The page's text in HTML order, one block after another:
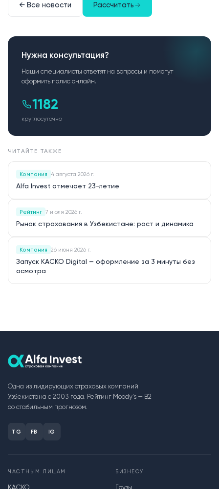
Контакты
Пресс-центр
Акционерам
Документы
Вакансии
Партнёры
FAQ
Обратная связь
← Все новости Рассчитать
Нужна консультация?
Наши специалисты ответят на вопросы и помогут
оформить полис онлайн.
1182
круглосуточно
ЧИТАЙТЕ ТАКЖЕ
Компания 4 августа 2026 г.
Alfa Invest отмечает 23-летие
Рейтинг 7 июля 2026 г.
Рынок страхования в Узбекистане: рост и динамика
Компания 26 июня 2026 г.
Запуск КАСКО Digital — оформление за 3 минуты без
осмотра
Одна из лидирующих страховых компаний
Узбекистана с 2003 года. Рейтинг Moody's — B2
со стабильным прогнозом.
TG FB IG
ЧАСТНЫМ ЛИЦАМ
КАСКО
БИЗНЕСУ
Грузы